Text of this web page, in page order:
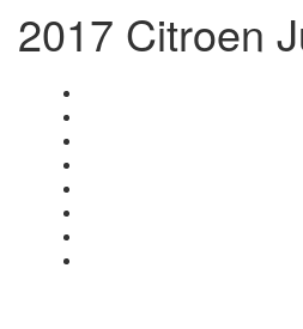
2017 Citroen